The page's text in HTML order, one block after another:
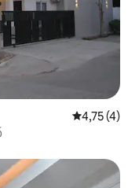
საშუალო
4,75 (4)